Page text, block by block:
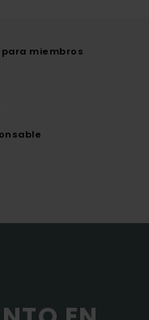
miembros